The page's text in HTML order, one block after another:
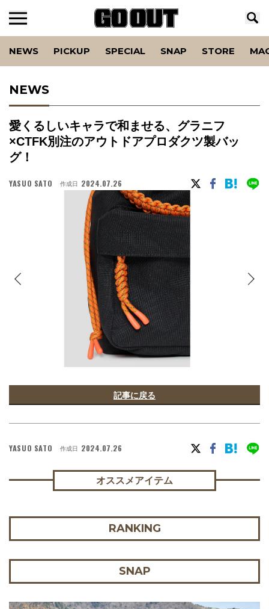
NEWS PICKUP SPECIAL SNAP STORE
NEWS
愛くるしいキャラで和ませる、グラニフ
×CTFK別注のアウトドアプロダクツ製バッ
グ！
YASUO SATO 作成日 2024.07.26
記事に戻る
YASUO SATO 作成日 2024.07.26
オススメアイテム
RANKING
SNAP